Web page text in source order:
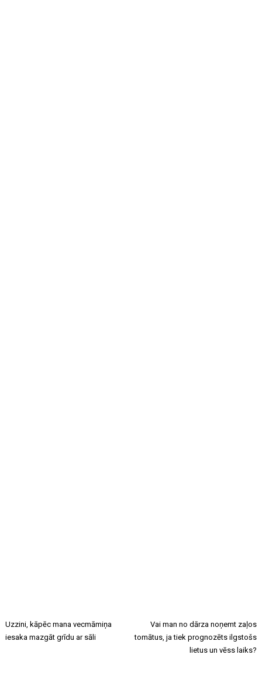
Uzzini, kāpēc mana vecmāmiņa
iesaka mazgāt grīdu ar sāli
Vai man no dārza noņemt zaļos
tomātus, ja tiek prognozēts ilgstošs
lietus un vēss laiks?